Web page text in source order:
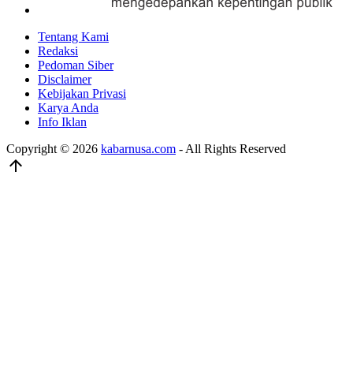
Tentang Kami
Redaksi
Pedoman Siber
Disclaimer
Kebijakan Privasi
Karya Anda
Info Iklan
Copyright © 2026 kabarnusa.com - All Rights Reserved
arrow_upward